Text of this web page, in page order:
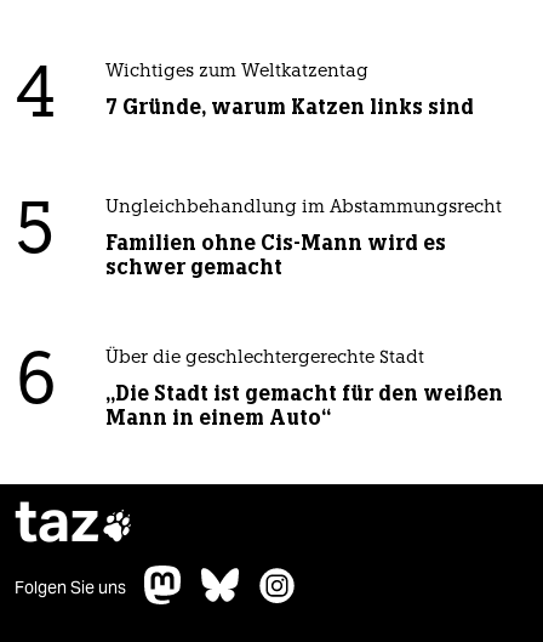
4 Wichtiges zum Weltkatzentag
7 Gründe, warum Katzen links sind
5 Ungleichbehandlung im Abstammungsrecht
Familien ohne Cis-Mann wird es
schwer gemacht
6 Über die geschlechtergerechte Stadt
„Die Stadt ist gemacht für den weißen
Mann in einem Auto“
taz
Folgen Sie uns